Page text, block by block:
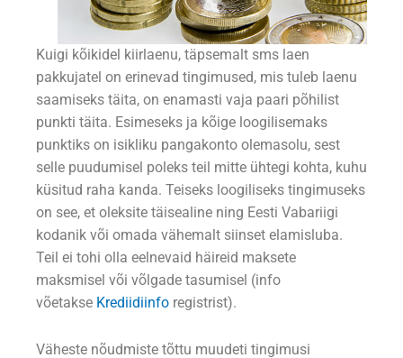
Kuigi kõikidel kiirlaenu, täpsemalt sms laen
pakkujatel on erinevad tingimused, mis tuleb laenu
saamiseks täita, on enamasti vaja paari põhilist
punkti täita. Esimeseks ja kõige loogilisemaks
punktiks on isikliku pangakonto olemasolu, sest
selle puudumisel poleks teil mitte ühtegi kohta, kuhu
küsitud raha kanda. Teiseks loogiliseks tingimuseks
on see, et oleksite täisealine ning Eesti Vabariigi
kodanik või omada vähemalt siinset elamisluba.
Teil ei tohi olla eelnevaid häireid maksete
maksmisel või võlgade tasumisel (info
võetakse Krediidiinfo registrist).
Väheste nõudmiste tõttu muudeti tingimusi